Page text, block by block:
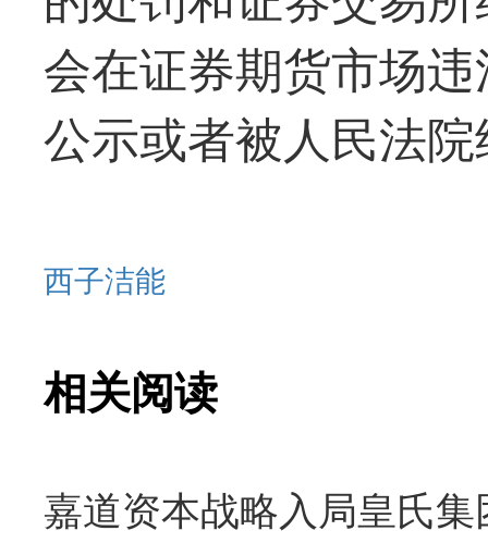
会在证券期货市场
公示或者被人民法
西子洁能
相关阅读